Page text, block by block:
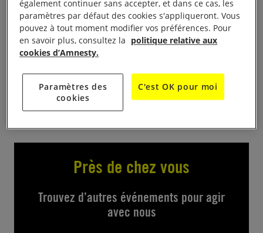
Participation au Forum des associations
valentinoises, stand d’information et de diffusion de
documents. Présentations de pétitions et cartes à
signer.
Près de chez vous
Trouvez d’autres événements pour agir
avec nous
également continuer sans accepter, et dans ce cas, les
paramètres par défaut des cookies s'appliqueront. Vous
pouvez à tout moment modifier vos préférences. Pour
en savoir plus, consultez la politique relative aux
cookies d’Amnesty.
Paramètres des
cookies
C'est OK pour moi